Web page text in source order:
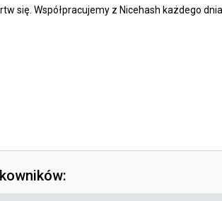
się. Współpracujemy z Nicehash każdego